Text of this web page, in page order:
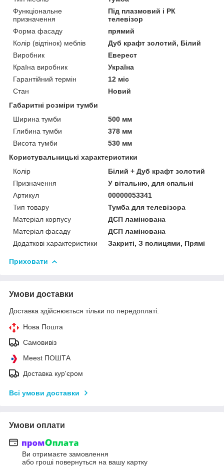
Функціональне
призначення
Під плазмовий і РК
телевізор
Форма фасаду
прямий
Колір (відтінок) меблів
Дуб крафт золотий, Білий
Виробник
Еверест
Країна виробник
Україна
Гарантійний термін
12 міс
Стан
Новий
Габаритні розміри тумби
Ширина тумби
500 мм
Глибина тумби
378 мм
Висота тумби
530 мм
Користувальницькі характеристики
Колір
Білий + Дуб крафт золотий
Призначення
У вітальню, для спальні
Артикул
00000053341
Тип товару
Тумба для телевізора
Матеріал корпусу
ДСП ламінована
Матеріал фасаду
ДСП ламінована
Додаткові характеристики
Закриті, З полицями, Прямі
Приховати
Умови доставки
Доставка здійснюється тільки по передоплаті.
Нова Пошта
Самовивіз
Meest ПОШТА
Доставка кур'єром
Всі умови доставки
Умови оплати
Ви отримаєте замовлення
або гроші повернуться на вашу картку